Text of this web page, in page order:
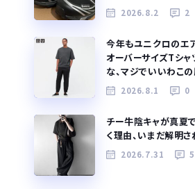
2026.8.2 2
今年もユニクロのエ
オーバーサイズTシ
な、マジでいいわこ
2026.8.1 0
チー牛陰キャが真夏
く理由、いまだ解明
2026.7.31 5